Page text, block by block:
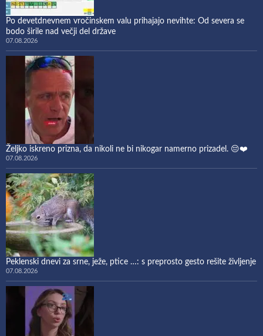
Po devetdnevnem vročinskem valu prihajajo nevihte: Od severa se
bodo širile nad večji del države
07.08.2026
Željko iskreno prizna, da nikoli ne bi nikogar namerno prizadel. 😔❤️
07.08.2026
Peklenski dnevi za srne, ježe, ptice …: s preprosto gesto rešite življenje
07.08.2026